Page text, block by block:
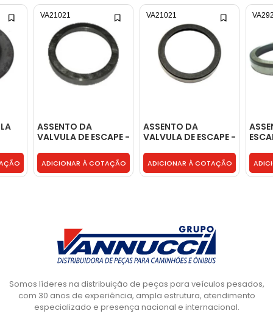
ASSENTO DA
VALVULA DE ESCAPE -
ADICIONAR À COTAÇÃO
VA21021
ASSENTO DA
VALVULA DE ESCAPE -
ADICIONAR À COTAÇÃO
VA21021
Somos líderes na distribuição de peças para veículos pesados,
com 30 anos de experiência, ampla estrutura, atendimento
especializado e presença nacional e internacional.